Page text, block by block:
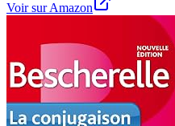
Voir sur Amazon